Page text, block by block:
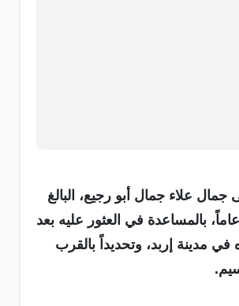
جمال علاء جمال أبو رجيع، البالغ
من العمر 17 عاماً، بالمساعدة في العثور عليه بعد
في مدينة إربد، وتحديداً بالقرب